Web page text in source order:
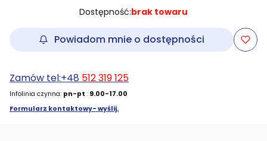
Dostępność:brak towaru
Powiadom mnie o dostępności
Zamów tel:+48 512 319 125
Infolinia czynna: pn-pt : 9.00-17.00
Formularz kontaktowy- wyślij.